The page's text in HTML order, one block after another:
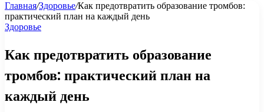
Главная/Здоровье/Как предотвратить образование тромбов:
практический план на каждый день
Здоровье
Как предотвратить образование
тромбов: практический план на
каждый день